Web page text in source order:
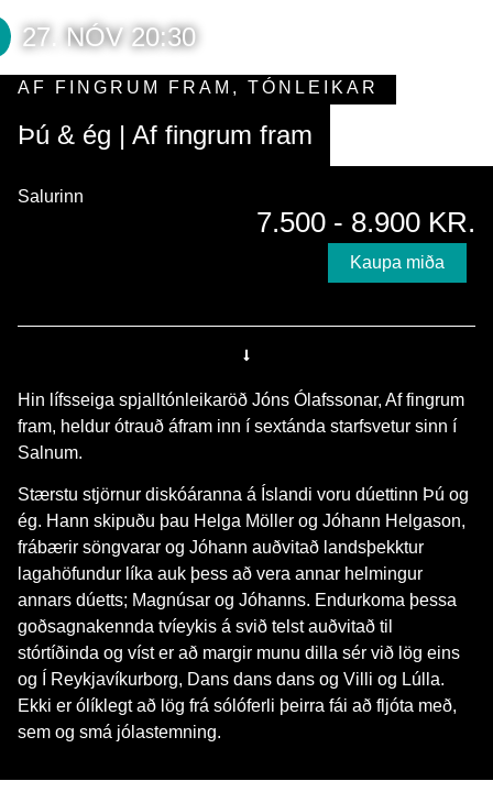
27. NÓV 20:30
Þú & ég | Af fingrum fram
AF FINGRUM FRAM , TÓNLEIKAR
Salurinn
7.500 - 8.900 KR.
Kaupa miða
Hin lífsseiga spjalltónleikaröð Jóns Ólafssonar, Af fingrum
fram, heldur ótrauð áfram inn í sextánda starfsvetur sinn í
Salnum.
Stærstu stjörnur diskóáranna á Íslandi voru dúettinn Þú og
ég. Hann skipuðu þau Helga Möller og Jóhann Helgason,
frábærir söngvarar og Jóhann auðvitað landsþekktur
lagahöfundur líka auk þess að vera annar helmingur
annars dúetts; Magnúsar og Jóhanns. Endurkoma þessa
goðsagnakennda tvíeykis á svið telst auðvitað til
stórtíðinda og víst er að margir munu dilla sér við lög eins
og Í Reykjavíkurborg, Dans dans dans og Villi og Lúlla.
Ekki er ólíklegt að lög frá sólóferli þeirra fái að fljóta með,
sem og smá jólastemning.